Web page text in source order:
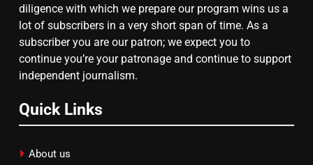
diligence with which we prepare our program wins us a
lot of subscribers in a very short span of time. As a
subscriber you are our patron; we expect you to
continue you’re your patronage and continue to support
independent journalism.
Quick Links
About us